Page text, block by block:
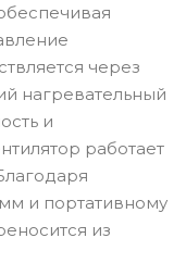
через
нагревательный
и
работает
и портативному
из